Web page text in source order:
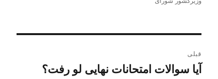
نوشته
قبلی
نوشته
آیا سوالات امتحانات نهایی لو رفت؟